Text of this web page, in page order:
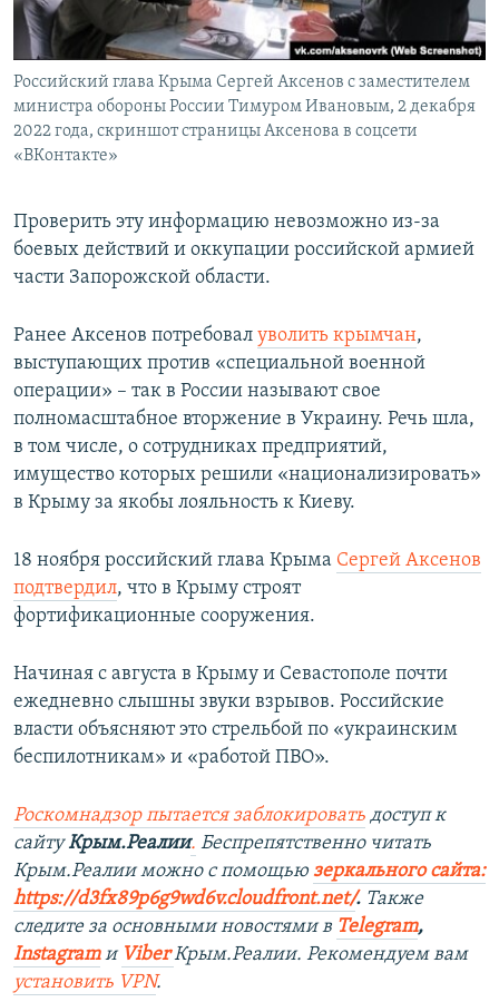
Российский глава Крыма Сергей Аксенов с заместителем
министра обороны России Тимуром Ивановым, 2 декабря
2022 года, скриншот страницы Аксенова в соцсети
«ВКонтакте»
Проверить эту информацию невозможно из-за
боевых действий и оккупации российской армией
части Запорожской области.
Ранее Аксенов потребовал уволить крымчан,
выступающих против «специальной военной
операции» – так в России называют свое
полномасштабное вторжение в Украину. Речь шла,
в том числе, о сотрудниках предприятий,
имущество которых решили «национализировать»
в Крыму за якобы лояльность к Киеву.
18 ноября российский глава Крыма Сергей Аксенов
подтвердил, что в Крыму строят
фортификационные сооружения.
Начиная с августа в Крыму и Севастополе почти
ежедневно слышны звуки взрывов. Российские
власти объясняют это стрельбой по «украинским
беспилотникам» и «работой ПВО».
Роскомнадзор пытается заблокировать доступ к
сайтуКрым.Реалии. Беспрепятственно читать
Крым.Реалии можно с помощью зеркального сайта:
https://d3fx89p6g9wd6v.cloudfront.net/. ​ Также
следите за основными новостями в Telegram,
Instagram и ViberКрым.Реалии. Рекомендуем вам
установить VPN.